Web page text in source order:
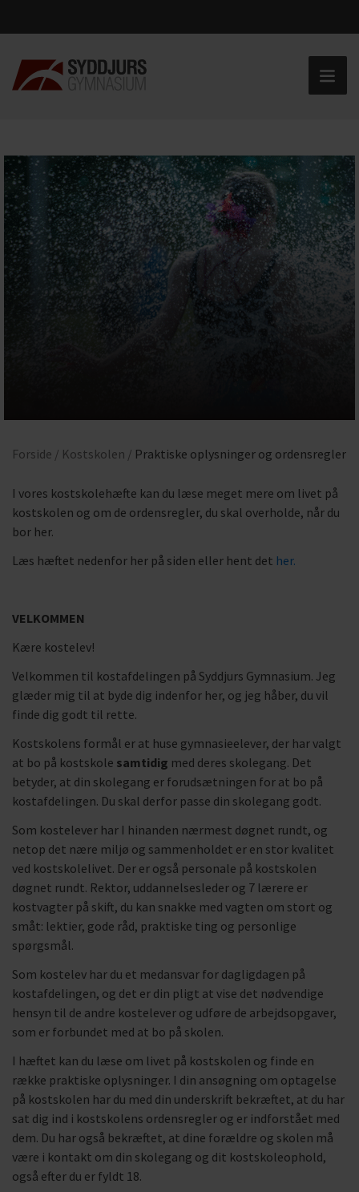
Forside / Kostskolen / Praktiske oplysninger og ordensregler
I vores kostskolehæfte kan du læse meget mere om livet på
kostskolen og om de ordensregler, du skal overholde, når du
bor her.
Læs hæftet nedenfor her på siden eller hent det her.
VELKOMMEN
Kære kostelev!
Velkommen til kostafdelingen på Syddjurs Gymnasium. Jeg
glæder mig til at byde dig indenfor her, og jeg håber, du vil
finde dig godt til rette.
Kostskolens formål er at huse gymnasieelever, der har valgt
at bo på kostskole samtidig med deres skolegang. Det
betyder, at din skolegang er forudsætningen for at bo på
kostafdelingen. Du skal derfor passe din skolegang godt.
Som kostelever har I hinanden nærmest døgnet rundt, og
netop det nære miljø og sammenholdet er en stor kvalitet
ved kostskolelivet. Der er også personale på kostskolen
døgnet rundt. Rektor, uddannelsesleder og 7 lærere er
kostvagter på skift, du kan snakke med vagten om stort og
småt: lektier, gode råd, praktiske ting og personlige
spørgsmål.
Som kostelev har du et medansvar for dagligdagen på
kostafdelingen, og det er din pligt at vise det nødvendige
hensyn til de andre kostelever og udføre de arbejdsopgaver,
som er forbundet med at bo på skolen.
I hæftet kan du læse om livet på kostskolen og finde en
række praktiske oplysninger. I din ansøgning om optagelse
på kostskolen har du med din underskrift bekræftet, at du har
sat dig ind i kostskolens ordensregler og er indforstået med
dem. Du har også bekræftet, at dine forældre og skolen må
være i kontakt om din skolegang og dit kostskoleophold,
også efter du er fyldt 18.